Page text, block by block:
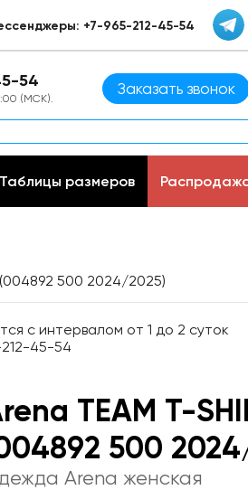
+7-965-212-45-54
54
(МСК).
Заказать звонок
Таблицы размеров
(004892 500 2024/2025)
с интервалом от 1 до 2 суток
45-54
TEAM T-
500
Arena женская